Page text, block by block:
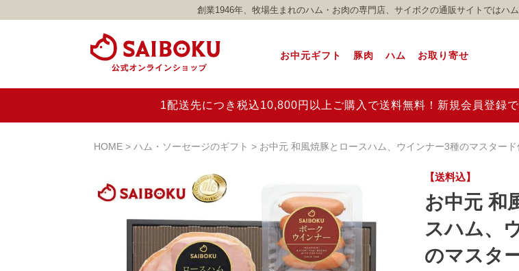
創業1946年、牧場生まれのハム・お肉の専門店、サイボクの通販サイトではハ
お中元ギフト 豚肉 ハム お取り寄せ
1配送先につき税込10,800円以上ご購入で送料無料！新規会員登録
HOME ハム・ソーセージのギフト お中元 和風焼豚とロースハム、ウインナー3種のマスター
【送料込】
お中元 和
スハム、
のマスタ